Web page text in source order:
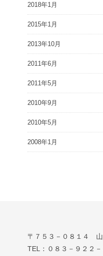
2018年1月
2015年1月
2013年10月
2011年6月
2011年5月
2010年9月
2010年5月
2008年1月
〒７５３－０８１４ 山
TEL：０８３－９２２－